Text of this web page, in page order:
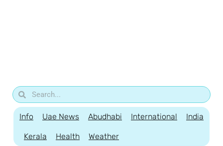
Info Uae News Abudhabi International India
Kerala Health Weather